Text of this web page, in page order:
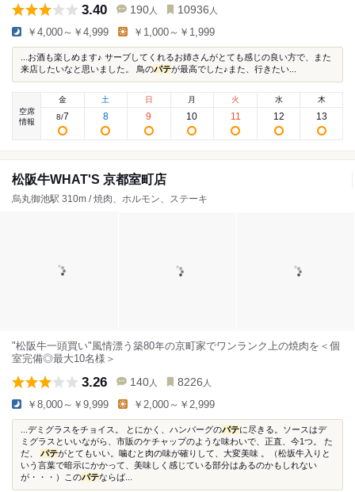
3.40 190 人 10936 人
￥4,000～￥4,999 ￥1,000～￥1,999
...お酒も楽しめます♪ サーブしてくれるお姉さんがとても感じの良い方で、また
来店したいなと思いました。 鳥のパテが最高でした♪また、行きたい...
空席
情報
金
8/7
土
8
日
9
月
10
火
11
水
12
木
13
松阪牛WHAT'S 京都室町店
烏丸御池駅 310m / 焼肉、ホルモン、ステーキ
"松阪牛一頭買い"風情漂う築80年の京町家でワンランク上の焼肉を＜個
室完備◎最大10名様＞
3.26 140 人 8226 人
￥8,000～￥9,999 ￥2,000～￥2,999
...デミグラスをチョイス。 とにかく、ハンバーグのパテに尽きる。ソースはデ
ミグラスといいながら、市販のケチャップのような味わいで、正直、今1つ。 た
だ、 パテがとてもいい。噛むと肉の味が確りして、大変美味 。（松坂牛入りと
いう言葉で暗示にかかって、美味しく感じている部分はあるのかもしれない
が・・・）このパテならば...